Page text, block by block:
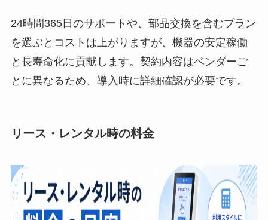
24時間365日のサポートや、部品交換を含むプラン
を選ぶとコストは上がりますが、機器の安定稼働
と長寿命化に貢献します。契約内容はベンダーご
とに異なるため、導入時に詳細確認が必要です。
リース・レンタル時の料金